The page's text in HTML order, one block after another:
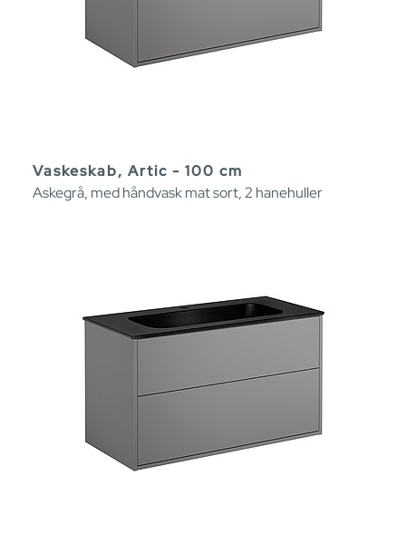
Vaskeskab, Artic - 100 cm
Askegrå, med håndvask mat sort, 2 hanehuller